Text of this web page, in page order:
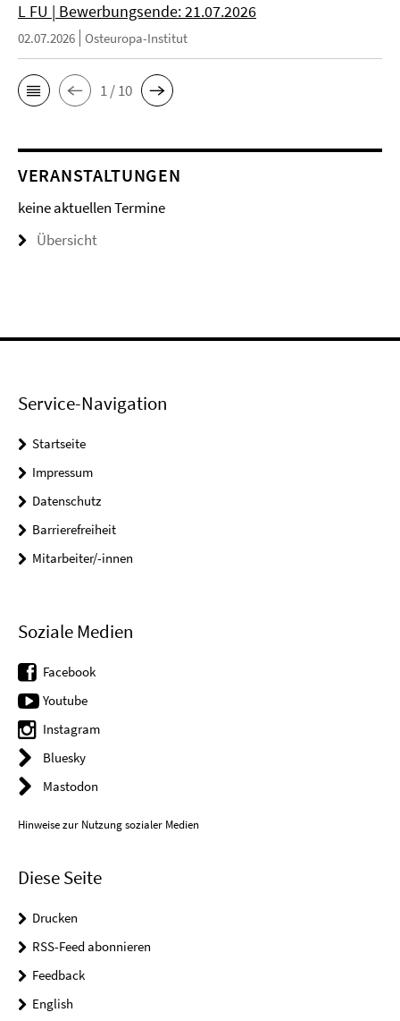
L FU | Bewerbungsende: 21.07.2026
02.07.2026 Osteuropa-Institut
1 / 10
VERANSTALTUNGEN
keine aktuellen Termine
Übersicht
Service-Navigation
Startseite
Impressum
Datenschutz
Barrierefreiheit
Mitarbeiter/-innen
Soziale Medien
Facebook
Youtube
Instagram
Bluesky
Mastodon
Hinweise zur Nutzung sozialer Medien
Diese Seite
Drucken
RSS-Feed abonnieren
Feedback
English